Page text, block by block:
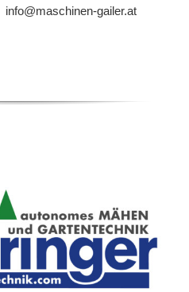
info@maschinen-gailer.at